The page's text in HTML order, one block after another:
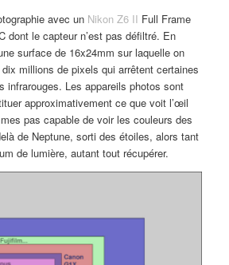
avec un Nikon Z6 II Full Frame
dont le capteur n’est pas défiltré. En
surface de 16x24mm sur laquelle on
millions de pixels qui arrêtent certaines
infrarouges. Les appareils photos sont
approximativement ce que voit l’œil
pas capable de voir les couleurs des
de Neptune, sorti des étoiles, alors tant
de lumière, autant tout récupérer.